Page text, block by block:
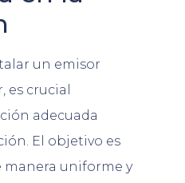
un emisor
crucial
adecuada
El objetivo es
uniforme y